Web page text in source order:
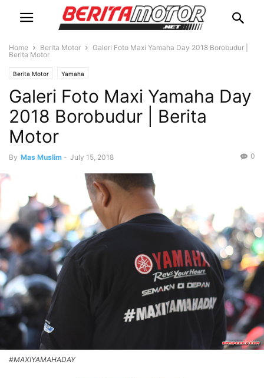
Home Berita Motor
Galeri Foto Maxi Yamaha Day 2018 Borobudur |
Berita Motor
Berita Motor Yamaha
Galeri Foto Maxi Yamaha Day
2018 Borobudur | Berita
Motor
By Mas Muslim - July 15, 2018 0
#MAXIYAMAHADAY